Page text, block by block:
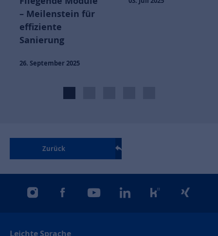
– Meilenstein für
effiziente
Sanierung
26. September 2025
Zurück
instagramfacebookyoutubelinkedinkununuxing
Leichte Sprache